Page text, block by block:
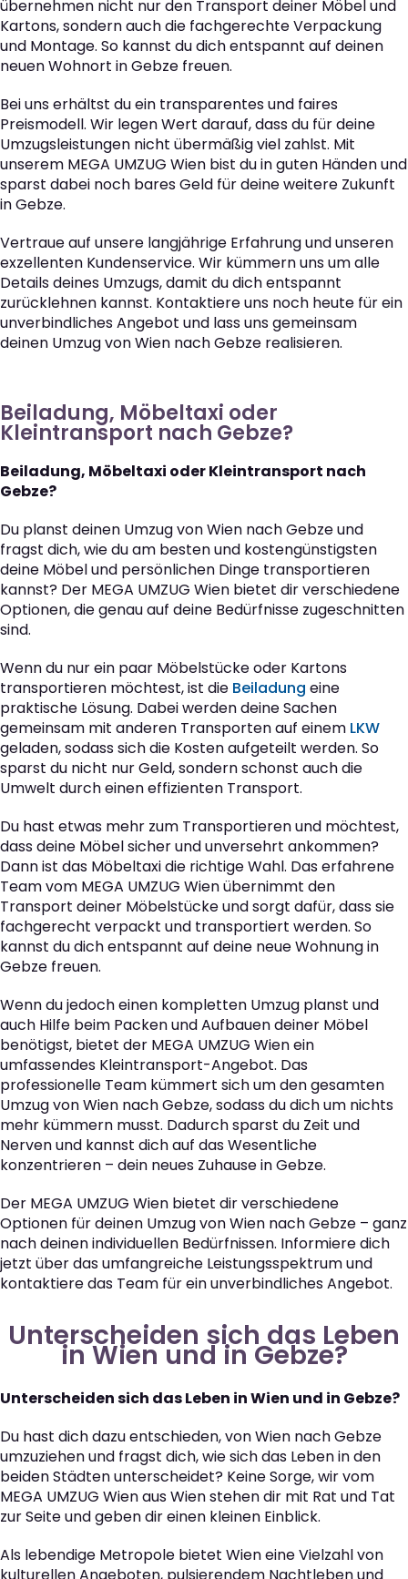
übernehmen nicht nur den Transport deiner Möbel und
Kartons, sondern auch die fachgerechte Verpackung
und Montage. So kannst du dich entspannt auf deinen
neuen Wohnort in Gebze freuen.
Bei uns erhältst du ein transparentes und faires
Preismodell. Wir legen Wert darauf, dass du für deine
Umzugsleistungen nicht übermäßig viel zahlst. Mit
unserem MEGA UMZUG Wien bist du in guten Händen und
sparst dabei noch bares Geld für deine weitere Zukunft
in Gebze.
Vertraue auf unsere langjährige Erfahrung und unseren
exzellenten Kundenservice. Wir kümmern uns um alle
Details deines Umzugs, damit du dich entspannt
zurücklehnen kannst. Kontaktiere uns noch heute für ein
unverbindliches Angebot und lass uns gemeinsam
deinen Umzug von Wien nach Gebze realisieren.
Beiladung, Möbeltaxi oder
Kleintransport nach Gebze?
Beiladung, Möbeltaxi oder Kleintransport nach
Gebze?
Du planst deinen Umzug von Wien nach Gebze und
fragst dich, wie du am besten und kostengünstigsten
deine Möbel und persönlichen Dinge transportieren
kannst? Der MEGA UMZUG Wien bietet dir verschiedene
Optionen, die genau auf deine Bedürfnisse zugeschnitten
sind.
Wenn du nur ein paar Möbelstücke oder Kartons
transportieren möchtest, ist die Beiladung eine
praktische Lösung. Dabei werden deine Sachen
gemeinsam mit anderen Transporten auf einem LKW
geladen, sodass sich die Kosten aufgeteilt werden. So
sparst du nicht nur Geld, sondern schonst auch die
Umwelt durch einen effizienten Transport.
Du hast etwas mehr zum Transportieren und möchtest,
dass deine Möbel sicher und unversehrt ankommen?
Dann ist das Möbeltaxi die richtige Wahl. Das erfahrene
Team vom MEGA UMZUG Wien übernimmt den
Transport deiner Möbelstücke und sorgt dafür, dass sie
fachgerecht verpackt und transportiert werden. So
kannst du dich entspannt auf deine neue Wohnung in
Gebze freuen.
Wenn du jedoch einen kompletten Umzug planst und
auch Hilfe beim Packen und Aufbauen deiner Möbel
benötigst, bietet der MEGA UMZUG Wien ein
umfassendes Kleintransport-Angebot. Das
professionelle Team kümmert sich um den gesamten
Umzug von Wien nach Gebze, sodass du dich um nichts
mehr kümmern musst. Dadurch sparst du Zeit und
Nerven und kannst dich auf das Wesentliche
konzentrieren – dein neues Zuhause in Gebze.
Der MEGA UMZUG Wien bietet dir verschiedene
Optionen für deinen Umzug von Wien nach Gebze – ganz
nach deinen individuellen Bedürfnissen. Informiere dich
jetzt über das umfangreiche Leistungsspektrum und
kontaktiere das Team für ein unverbindliches Angebot.
Unterscheiden sich das Leben
in Wien und in Gebze?
Unterscheiden sich das Leben in Wien und in Gebze?
Du hast dich dazu entschieden, von Wien nach Gebze
umzuziehen und fragst dich, wie sich das Leben in den
beiden Städten unterscheidet? Keine Sorge, wir vom
MEGA UMZUG Wien aus Wien stehen dir mit Rat und Tat
zur Seite und geben dir einen kleinen Einblick.
Als lebendige Metropole bietet Wien eine Vielzahl von